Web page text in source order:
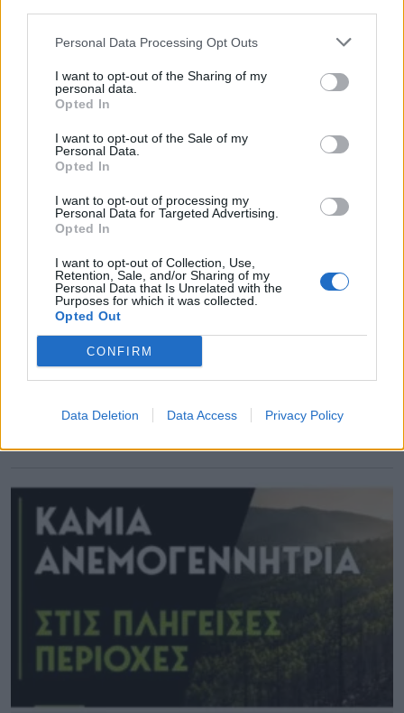
Personal Data Processing Opt Outs
I want to opt-out of the Sharing of my
personal data.
Opted In
I want to opt-out of the Sale of my
Personal Data.
Opted In
I want to opt-out of processing my
Personal Data for Targeted Advertising.
Opted In
I want to opt-out of Collection, Use,
Retention, Sale, and/or Sharing of my
Personal Data that Is Unrelated with the
Purposes for which it was collected.
Opted Out
CONFIRM
Data Deletion Data Access Privacy Policy
Διαβουλεύσεις για τα δημοτικά σχολεία της
Θάσου
Θέμα χρόνου η ομαλοποίηση της υδροδότησης
στη Χίο
08.08.2026 - 12.08